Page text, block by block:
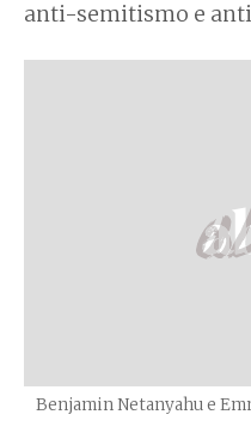
anti-semitismo e
Benjamin Netanyahu e